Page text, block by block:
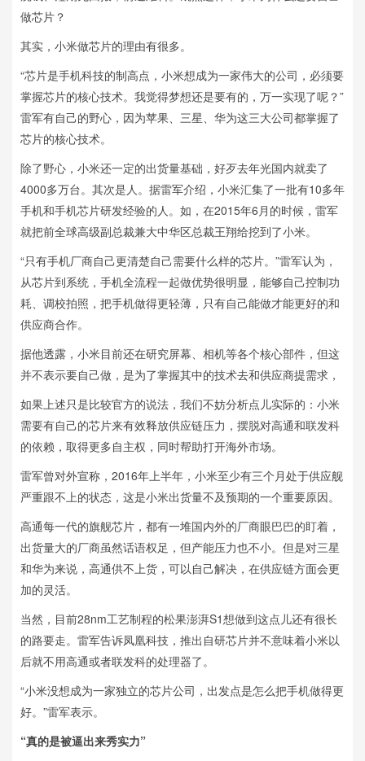
做芯片？
其实，小米做芯片的理由有很多。
“芯片是手机科技的制高点，小米想成为一家伟大的公司，必须要
掌握芯片的核心技术。我觉得梦想还是要有的，万一实现了呢？”
雷军有自己的野心，因为苹果、三星、华为这三大公司都掌握了
芯片的核心技术。
除了野心，小米还一定的出货量基础，好歹去年光国内就卖了
4000多万台。其次是人。据雷军介绍，小米汇集了一批有10多年
手机和手机芯片研发经验的人。如，在2015年6月的时候，雷军
就把前全球高级副总裁兼大中华区总裁王翔给挖到了小米。
“只有手机厂商自己更清楚自己需要什么样的芯片。”雷军认为，
从芯片到系统，手机全流程一起做优势很明显，能够自己控制功
耗、调校拍照，把手机做得更轻薄，只有自己能做才能更好的和
供应商合作。
据他透露，小米目前还在研究屏幕、相机等各个核心部件，但这
并不表示要自己做，是为了掌握其中的技术去和供应商提需求，
如果上述只是比较官方的说法，我们不妨分析点儿实际的：小米
需要有自己的芯片来有效释放供应链压力，摆脱对高通和联发科
的依赖，取得更多自主权，同时帮助打开海外市场。
雷军曾对外宣称，2016年上半年，小米至少有三个月处于供应舰
严重跟不上的状态，这是小米出货量不及预期的一个重要原因。
高通每一代的旗舰芯片，都有一堆国内外的厂商眼巴巴的盯着，
出货量大的厂商虽然话语权足，但产能压力也不小。但是对三星
和华为来说，高通供不上货，可以自己解决，在供应链方面会更
加的灵活。
当然，目前28nm工艺制程的松果澎湃S1想做到这点儿还有很长
的路要走。雷军告诉凤凰科技，推出自研芯片并不意味着小米以
后就不用高通或者联发科的处理器了。
“小米没想成为一家独立的芯片公司，出发点是怎么把手机做得更
好。”雷军表示。
“真的是被逼出来秀实力”